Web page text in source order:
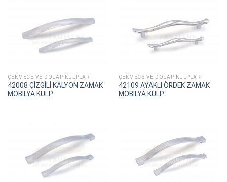
ÇEKMECE VE DOLAP KULPLARI
42008 ÇİZGİLİ KALYON ZAMAK
MOBİLYA KULP
ÇEKMECE VE DOLAP KULPLARI
42109 AYAKLI ÖRDEK ZAMAK
MOBİLYA KULP